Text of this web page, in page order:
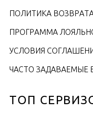
ПОЛИТИКА
ПРОГРАММА
УСЛОВИЯ
ЧАСТО ЗАДАВАЕМЫЕ
ТОП